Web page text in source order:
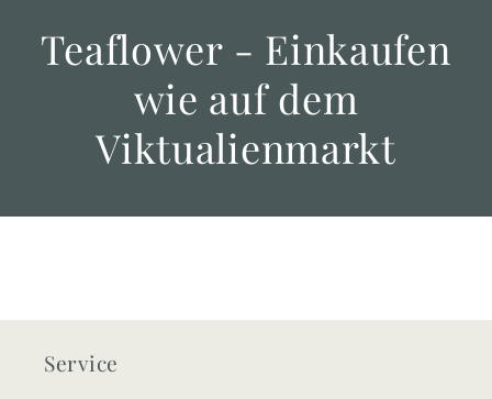
Teaflower - Einkaufen
wie auf dem
Viktualienmarkt
Service